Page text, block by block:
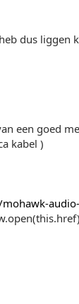
dus liggen
een goed
kabel )